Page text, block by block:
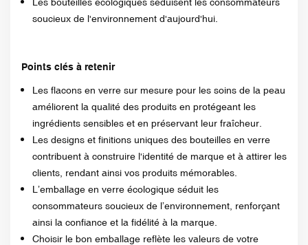
soucieux de l'environnement d'aujourd'hui.
Points clés à retenir
Les flacons en verre sur mesure pour les soins de la peau
améliorent la qualité des produits en protégeant les
ingrédients sensibles et en préservant leur fraîcheur.
Les designs et finitions uniques des bouteilles en verre
contribuent à construire l'identité de marque et à attirer les
clients, rendant ainsi vos produits mémorables.
L’emballage en verre écologique séduit les
consommateurs soucieux de l’environnement, renforçant
ainsi la confiance et la fidélité à la marque.
Choisir le bon emballage reflète les valeurs de votre